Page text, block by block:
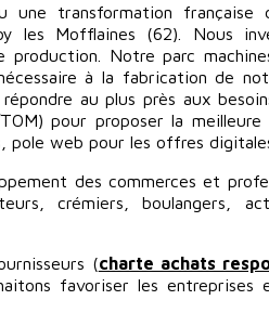
une transformation française
Mofflaines (62). Nous
Notre parc
à la fabrication de
au plus près aux
pour proposer la meilleure
pole web pour les offres
des commerces et
crémiers, boulangers,
(charte achats
favoriser les entreprises